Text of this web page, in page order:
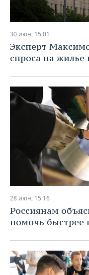
30 июн, 15:01
Эксперт
спроса на жилье
28 июн, 15:16
Россиянам
помочь быстрее